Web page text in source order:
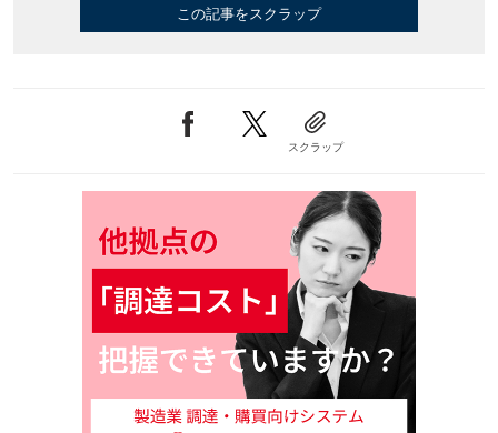
この記事をスクラップ
スクラップ